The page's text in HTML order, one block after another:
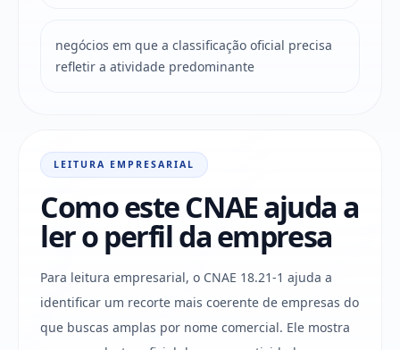
negócios em que a classificação oficial precisa
refletir a atividade predominante
LEITURA EMPRESARIAL
Como este CNAE ajuda a
ler o perfil da empresa
Para leitura empresarial, o CNAE 18.21-1 ajuda a
identificar um recorte mais coerente de empresas do
que buscas amplas por nome comercial. Ele mostra